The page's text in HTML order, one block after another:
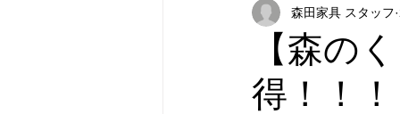
おいいしいコラボ ブランド紹介
【森の
得！！！
森田家具 スタッフ